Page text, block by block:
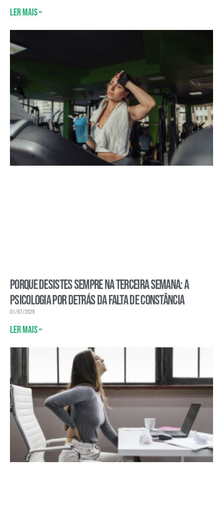
Ler mais »
Porque desistes sempre na terceira semana: a
psicologia por detrás da falta de constância
01/07/2026
Ler mais »